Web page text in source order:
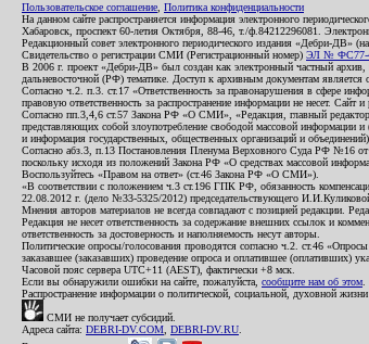
Пользовательское соглашение Политика конфиденциальности
На данном сайте распространяется информация электронного
Хабаровск, проспект 60-летия Октября, 88-46, т./ф.84212296081.
Редакционный совет электронного периодического издания
Свидетельство о регистрации СМИ (Регистрационный номер) ЭЛ № ФС77-
В 2006 г. проект «Дебри-ДВ» был создан как электронный частный архив,
дальневосточной (РФ) тематике. Доступ к архивным документам является
Согласно ч.2. п.3. ст.17 «Ответственность за правонарушения в сфере
правовую ответственность за распространение информации не несет.
Согласно пп.3,4,6 ст.57 Закона РФ «О СМИ», «Редакция, главный редактор,
представляющих собой злоупотребление свободой массовой информации
и информация государственных, общественных организаций и
Согласно абз.3, п.13 Постановления Пленума Верховного Суда РФ №16 от
поскольку исходя из положений Закона РФ «О средствах массовой
Воспользуйтесь «Правом на ответ» (ст.46 Закона РФ «О СМИ»).
«В соответствии с положением ч.3 ст.196 ГПК РФ, обязанность
22.08.2012 г. (дело №33-5325/2012) председательствующего
Мнения авторов материалов не всегда совпадают с позицией редакции.
Редакция не несет ответственность за содержание внешних ссылок и
ответственность за достоверность и наполняемость несут авторы.
Политические опросы/голосования проводятся согласно ч.2. ст.46
заказавшее (заказавших) проведение опроса и оплатившее (оплативших)
Часовой пояс сервера UTC+11 (AEST), фактически +8 мск.
Если вы обнаружили ошибки на сайте, пожалуйста, сообщите нам об этом
Распространение информации о политической, социальной, духовной
СМИ не получает субсидий.
Адреса сайта: DEBRI-DV.COM DEBRI-DV.RU